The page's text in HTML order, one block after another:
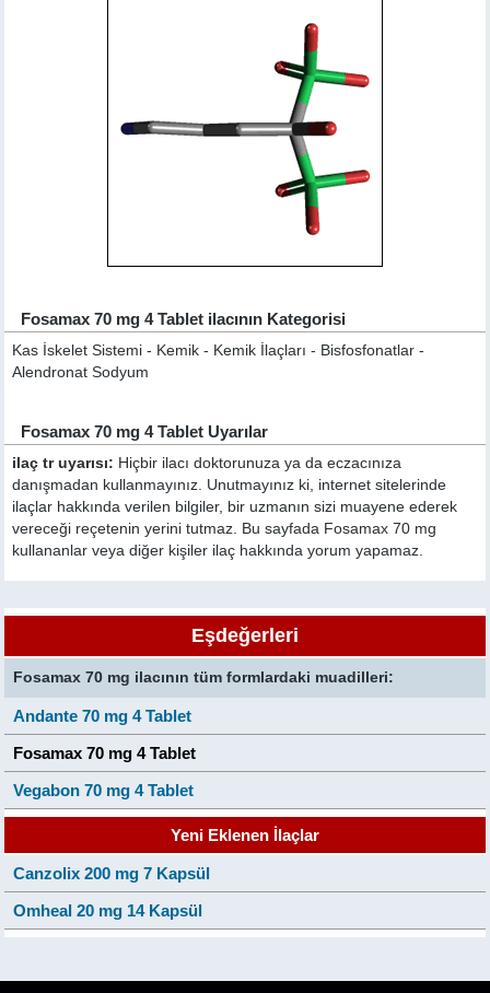
Fosamax 70 mg 4 Tablet ilacının Kategorisi
Kas İskelet Sistemi - Kemik - Kemik İlaçları - Bisfosfonatlar -
Alendronat Sodyum
Fosamax 70 mg 4 Tablet Uyarılar
ilaç tr uyarısı: Hiçbir ilacı doktorunuza ya da eczacınıza
danışmadan kullanmayınız. Unutmayınız ki, internet sitelerinde
ilaçlar hakkında verilen bilgiler, bir uzmanın sizi muayene ederek
vereceği reçetenin yerini tutmaz. Bu sayfada Fosamax 70 mg
kullananlar veya diğer kişiler ilaç hakkında yorum yapamaz.
Eşdeğerleri
Fosamax 70 mg ilacının tüm formlardaki muadilleri:
Andante 70 mg 4 Tablet
Fosamax 70 mg 4 Tablet
Vegabon 70 mg 4 Tablet
Yeni Eklenen İlaçlar
Canzolix 200 mg 7 Kapsül
Omheal 20 mg 14 Kapsül